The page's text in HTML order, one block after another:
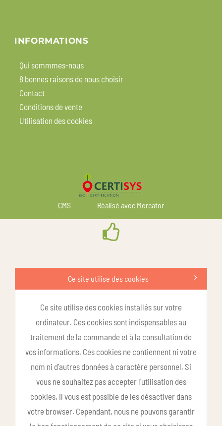
INFORMATIONS
Qui sommmes-nous
8 bonnes raisons de nous choisir
Contact
Conditions de vente
Utilisation des cookies
CMS Réalisé avec Mercator
Ce site utilise des cookies
Ce site utilise des cookies installés sur votre
ordinateur. Ces cookies sont indispensables au
traitement de la commande et à la consultation de
vos informations. Ces cookies ne contiennent ni votre
nom ni d'autres données à caractère personnel. Si
vous ne souhaitez pas accepter l'utilisation des
cookies, il vous est possible de les désactiver dans
votre browser. Cependant, nous ne pouvons garantir